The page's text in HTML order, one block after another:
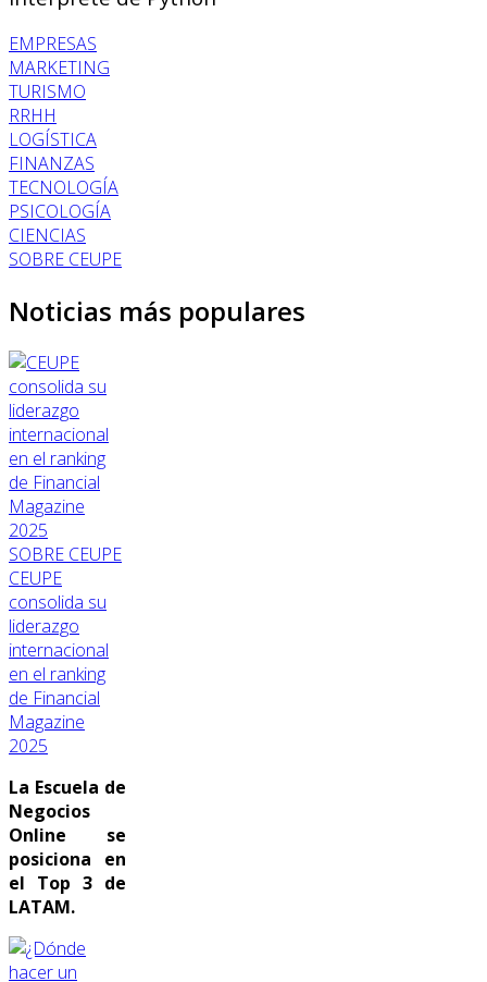
EMPRESAS
MARKETING
TURISMO
RRHH
LOGÍSTICA
FINANZAS
TECNOLOGÍA
PSICOLOGÍA
CIENCIAS
SOBRE CEUPE
Noticias más populares
SOBRE CEUPE
CEUPE
consolida su
liderazgo
internacional
en el ranking
de Financial
Magazine
2025
La Escuela de
Negocios
Online se
posiciona en
el Top 3 de
LATAM.